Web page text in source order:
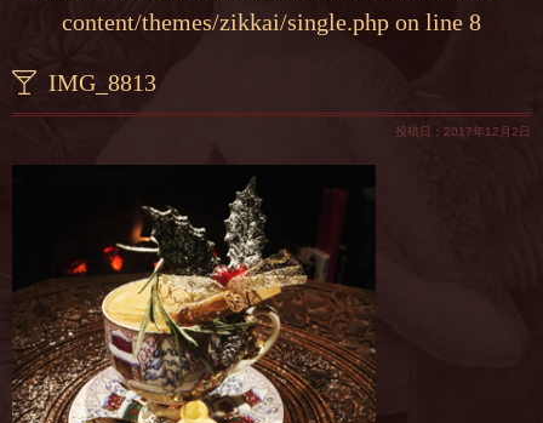
content/themes/zikkai/single.php on line 8
IMG_8813
投稿日：2017年12月2日